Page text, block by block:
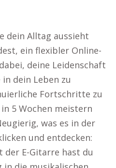
dein Alltag aussieht
ein flexibler Online-
deine Leidenschaft
dein Leben zu
Fortschritte zu
5 Wochen meistern
was es in der
und entdecken:
der E-Gitarre hast du